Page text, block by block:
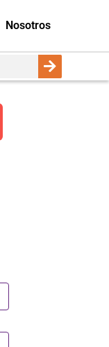
Nosotros